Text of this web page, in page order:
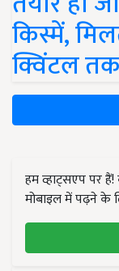
किस्में,
क्विंटल तक
हम व्हाट्सएप पर
मोबाइल में पढ़ने के